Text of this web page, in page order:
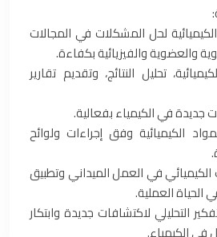
لحل المشكلات في المجالات
والعضوية والفيزيائية بكفاءة.
تحليل النتائج، وتقديم تقارير
في الكيمياء بفعالية.
الكيميائية وفق إجراءات ولوائح
في العمل الميداني وتطبيق
الحياة العملية.
التحليلي لاكتشافات جديدة وابتكار